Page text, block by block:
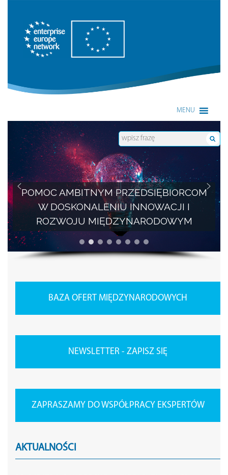
Enterprise Europe Network
MENU
POMOC AMBITNYM PRZEDSIĘBIORCOM
W DOSKONALENIU INNOWACJI I
ROZWOJU MIĘDZYNARODOWYM
BAZA OFERT MIĘDZYNARODOWYCH
NEWSLETTER - ZAPISZ SIĘ
ZAPRASZAMY DO WSPÓŁPRACY EKSPERTÓW
AKTUALNOŚCI